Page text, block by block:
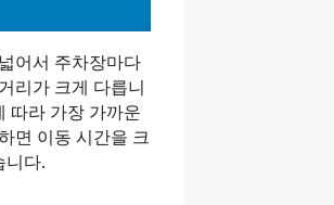
어서 주차장마다
리가 크게 다릅니
따라 가장 가까운
면 이동 시간을 크
니다.